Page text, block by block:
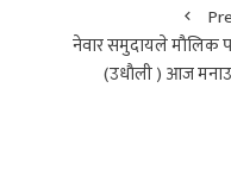
नेवार समुदायले माैलिक
(उधाैली ) आज